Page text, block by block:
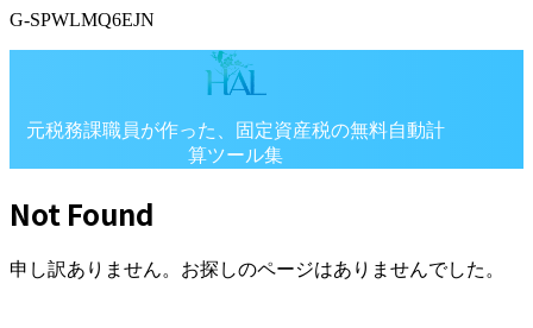
G-SPWLMQ6EJN
元税務課職員が作った、固定資産税の無料自動計
算ツール集
固定資産税の自動計算シミュレーション専門サイ
Not Found
申し訳ありません。お探しのページはありませんでした。